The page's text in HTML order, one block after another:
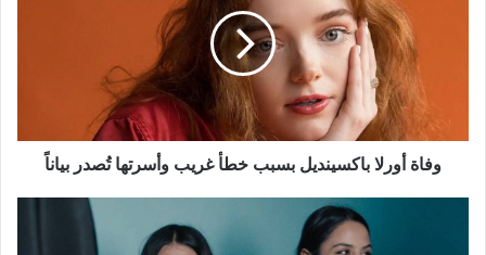
بياناً
وفاة أورلا باكسينديل بسبب خطأ غريب وأسرتها تُصدر بياناً